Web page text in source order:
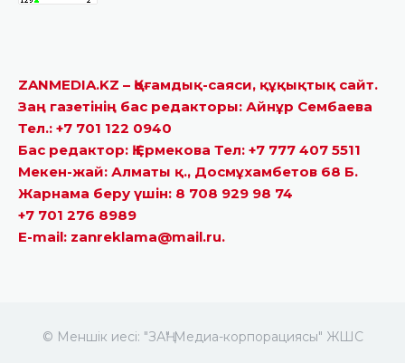
ZANMEDIA.KZ – Қоғамдық-саяси, құқықтық сайт.
Заң газетінің бас редакторы: Айнұр Сембаева
Тел.: +7 701 122 0940
Бас редактор: Қ.Ермекова Тел: +7 777 407 5511
Мекен-жай: Алматы қ., Досмұхамбетов 68 Б.
Жарнама беру үшін: 8 708 929 98 74
+7 701 276 8989
E-mail: zanreklama@mail.ru.
© Меншік иесі: "ЗАҢ" Медиа-корпорациясы" ЖШС